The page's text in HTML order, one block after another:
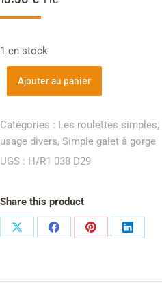
1 en stock
Ajouter au panier
Catégories : Les roulettes simples,
usage divers, Simple galet à gorge
UGS : H/R1 038 D29
Share this product